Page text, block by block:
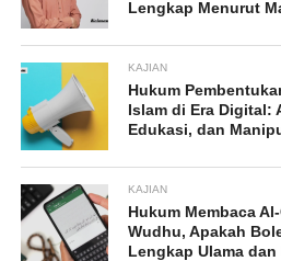
Lengkap Menurut
KAJIAN
Hukum
Islam di Era Digital:
Edukasi, dan
KAJIAN
Hukum Membaca
Wudhu, Apakah
Lengkap Ulama